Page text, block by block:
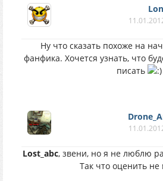
Ну что сказать похоже на
фанфика. Хочется узнать, что
писать
Lost_abc, звени, но я не люблю
Так что оценить не